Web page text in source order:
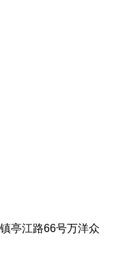
亭江路66号万洋众